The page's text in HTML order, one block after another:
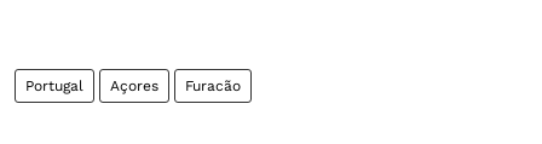
Portugal Açores Furacão